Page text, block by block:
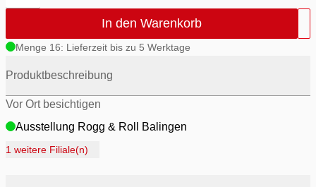
In den Warenkorb
Menge 16: Lieferzeit bis zu 5 Werktage
Produktbeschreibung
Vor Ort besichtigen
Ausstellung Rogg & Roll Balingen
Ausstellung Rogg Discount Balingen
1 weitere Filiale(n)